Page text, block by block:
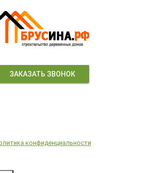
ЗАКАЗАТЬ ЗВОНОК
конфиденциальности